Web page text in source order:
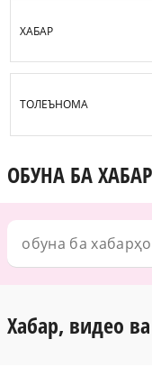
ХАБАР
ТОЛЕЪНОМА
ОБУНА БА
Хабар, видео